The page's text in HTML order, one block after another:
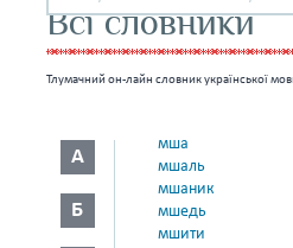
Всі словники
Тлумачний он-лайн словник української
А
Б
мша
мшаль
мшаник
мшедь
мшити